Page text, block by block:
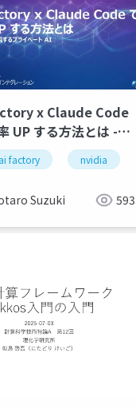
生成ai
x Claude Code
で実現するプラ
-
factory nvidia
Suzuki 593